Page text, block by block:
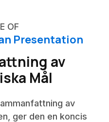
OF
Presentation
av
Mål
av
ger den en koncis